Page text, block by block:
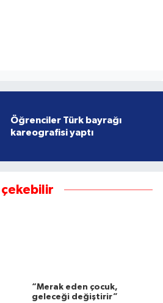
Öğrenciler Türk bayrağı
kareografisi yaptı
çekebilir
“Merak eden çocuk,
geleceği değiştirir”